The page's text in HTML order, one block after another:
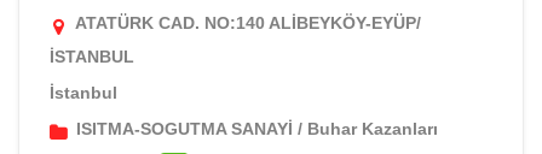
ATATÜRK CAD. NO:140 ALİBEYKÖY-EYÜP/
İSTANBUL
İstanbul
ISITMA-SOGUTMA SANAYİ / Buhar Kazanları